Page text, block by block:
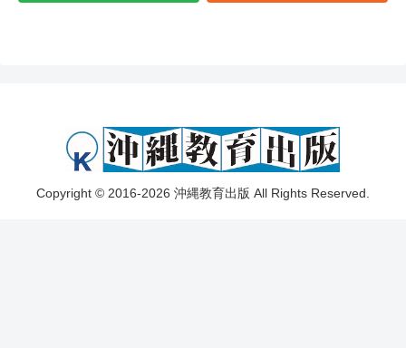
Copyright © 2016-2026 沖縄教育出版 All Rights Reserved.